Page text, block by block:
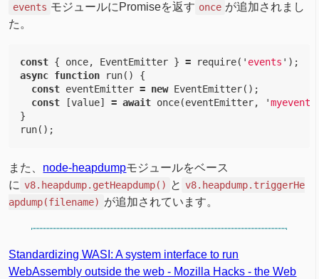
events モジュールにPromiseを返す once が追加されまし
た。
const { once, EventEmitter } = require( ' events ' );
async function run()
{
const eventEmitter = new EventEmitter();
const
[value] = await once(eventEmitter, 'myevent
}
run();
また、 node-heapdumpモジュールをベース
に v8.heapdump.getHeapdump() と v8.heapdump.triggerHe
apdump(filename) が追加されています。
Standardizing WASI: A system interface to run
WebAssembly outside the web - Mozilla Hacks - the Web